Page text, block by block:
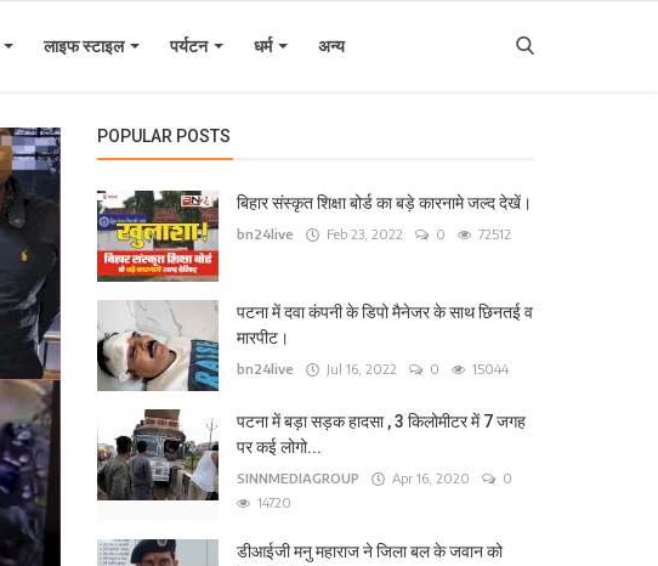
लाइफ स्टाइल पर्यटन धर्म अन्य
देश
केंद्रीय शिक्षा मंत्री धर्मेंद्र प्रधान ने दिया इस्तीफा ।
POPULAR POSTS
बिहार संस्कृत शिक्षा बोर्ड का बड़े कारनामे जल्द देखें।
bn24live Feb 23, 2022 0 72512
पटना में दवा कंपनी के डिपो मैनेजर के साथ छिनतई व
मारपीट।
bn24live Jul 16, 2022 0 15044
पटना में बड़ा सड़क हादसा , 3 किलोमीटर में 7 जगह
पर कई लोगो...
SINNMEDIAGROUP Apr 16, 2020
0
14720
डीआईजी मनु महाराज ने जिला बल के जवान को